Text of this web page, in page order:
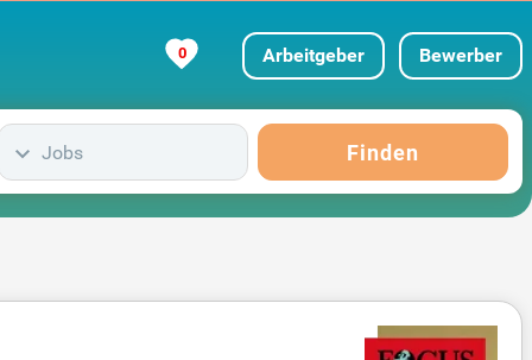
0 Arbeitgeber Bewerber
Jobs Finden